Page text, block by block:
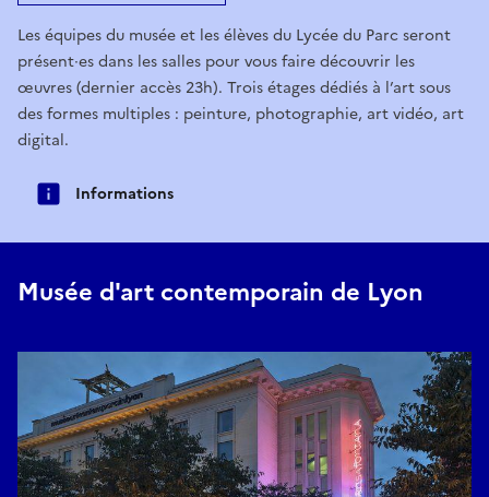
Les équipes du musée et les élèves du Lycée du Parc seront
présent∙es dans les salles pour vous faire découvrir les
œuvres (dernier accès 23h). Trois étages dédiés à l’art sous
des formes multiples : peinture, photographie, art vidéo, art
digital.
Informations
Musée d'art contemporain de Lyon